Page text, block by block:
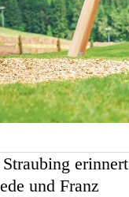
erinnert
und Franz